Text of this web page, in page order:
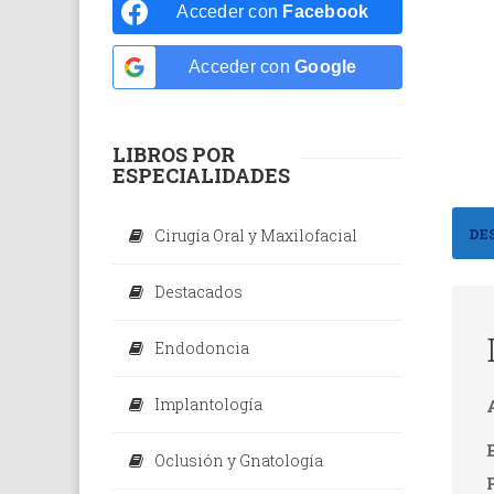
Acceder con Facebook
Acceder con Google
LIBROS POR
ESPECIALIDADES
Cirugía Oral y Maxilofacial
Destacados
Endodoncia
Implantología
Oclusión y Gnatología